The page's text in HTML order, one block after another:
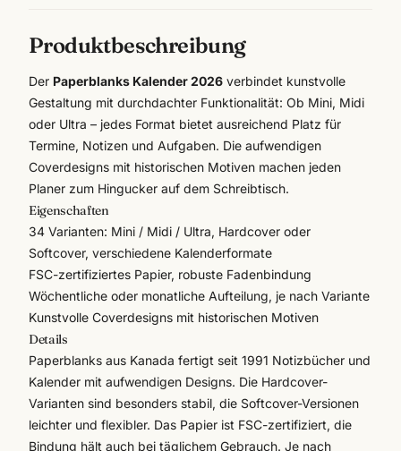
Produktbeschreibung
Der Paperblanks Kalender 2026 verbindet kunstvolle
Gestaltung mit durchdachter Funktionalität: Ob Mini, Midi
oder Ultra – jedes Format bietet ausreichend Platz für
Termine, Notizen und Aufgaben. Die aufwendigen
Coverdesigns mit historischen Motiven machen jeden
Planer zum Hingucker auf dem Schreibtisch.
Eigenschaften
34 Varianten: Mini / Midi / Ultra, Hardcover oder
Softcover, verschiedene Kalenderformate
FSC-zertifiziertes Papier, robuste Fadenbindung
Wöchentliche oder monatliche Aufteilung, je nach Variante
Kunstvolle Coverdesigns mit historischen Motiven
Details
Paperblanks aus Kanada fertigt seit 1991 Notizbücher und
Kalender mit aufwendigen Designs. Die Hardcover-
Varianten sind besonders stabil, die Softcover-Versionen
leichter und flexibler. Das Papier ist FSC-zertifiziert, die
Bindung hält auch bei täglichem Gebrauch. Je nach